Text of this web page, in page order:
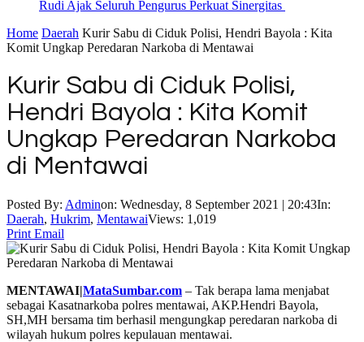
Rudi Ajak Seluruh Pengurus Perkuat Sinergitas
Home Daerah Kurir Sabu di Ciduk Polisi, Hendri Bayola : Kita
Komit Ungkap Peredaran Narkoba di Mentawai
Kurir Sabu di Ciduk Polisi,
Hendri Bayola : Kita Komit
Ungkap Peredaran Narkoba
di Mentawai
Posted By: Adminon: Wednesday, 8 September 2021 | 20:43In:
Daerah, Hukrim, MentawaiViews: 1,019
Print Email
MENTAWAI|MataSumbar.com – Tak berapa lama menjabat
sebagai Kasatnarkoba polres mentawai, AKP.Hendri Bayola,
SH,MH bersama tim berhasil mengungkap peredaran narkoba di
wilayah hukum polres kepulauan mentawai.